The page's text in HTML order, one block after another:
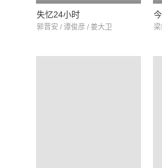
失忆24小时
郭晋安 / 谭俊彦 / 姜大卫 梁